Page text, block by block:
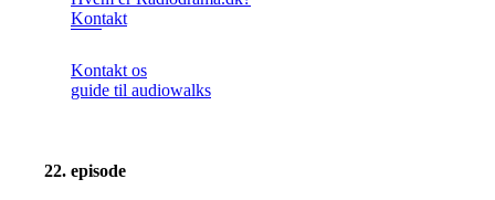
Kontakt
Kontakt os
guide til audiowalks
22. episode